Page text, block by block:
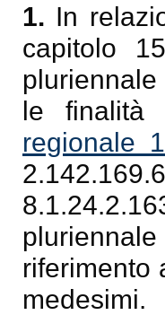
1. In
capitolo
le finalità
regionale
riferimento
medesimi.